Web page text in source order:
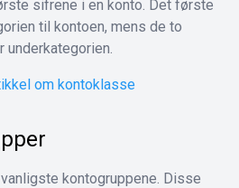
sifrene i en konto. Det første
til kontoen, mens de to
om kontoklasse
kontogruppene. Disse